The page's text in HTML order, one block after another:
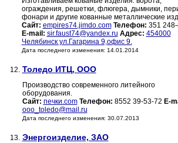
ограждения, решетки, флюгера, дымники,
фонари и другие кованные металлические
Сайт: empires74.jimdo.com Телефон: 351
E-mail: sir.faust74@yandex.ru Адрес: 454000
Челябинск ул.Гагарина 9,офис 9.
Дата последнего изменения: 14.01.2014
12. Толедо ИТЦ, ООО
Производство современного литейного
оборудования.
Сайт: печки.com Телефон: 8552 39-53-72 E-
ooo_toledo@mail.ru
Дата последнего изменения: 30.07.2013
13. Энергоизделие, ЗАО